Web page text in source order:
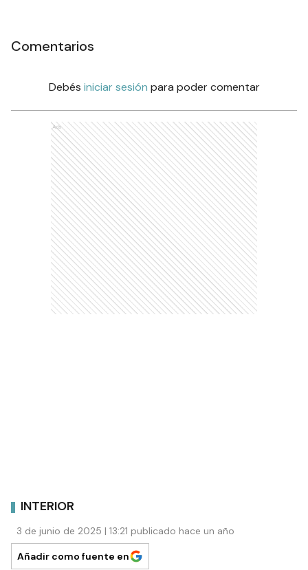
Comentarios
Debés iniciar sesión para poder comentar
Ads
INTERIOR
3 de junio de 2025 | 13:21 publicado hace un año
Añadir como fuente en